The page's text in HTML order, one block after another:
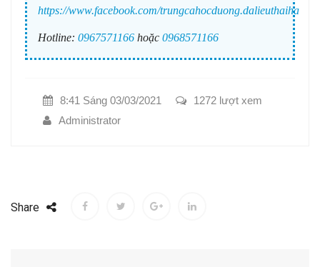
https://www.facebook.com/trungcahocduong.dalieuthaiha
Hotline: 0967571166 hoặc 0968571166
8:41 Sáng 03/03/2021
1272 lượt xem
Administrator
Share